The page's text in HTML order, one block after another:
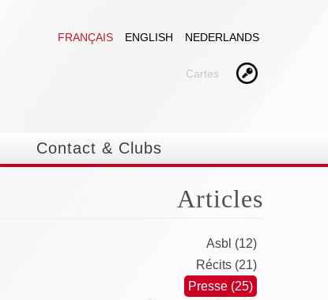
FRANÇAIS ENGLISH NEDERLANDS
Cartes
Contact & Clubs
Articles
Asbl (12)
Récits (21)
Presse (25)